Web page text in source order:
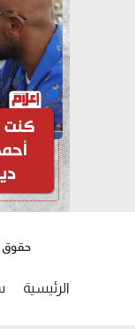
حقوق
الرئيسية